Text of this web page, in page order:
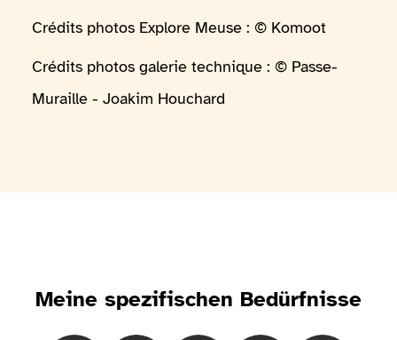
Crédits photos Explore Meuse : © Komoot
Crédits photos galerie technique : © Passe-
Muraille - Joakim Houchard
Meine spezifischen Bedürfnisse